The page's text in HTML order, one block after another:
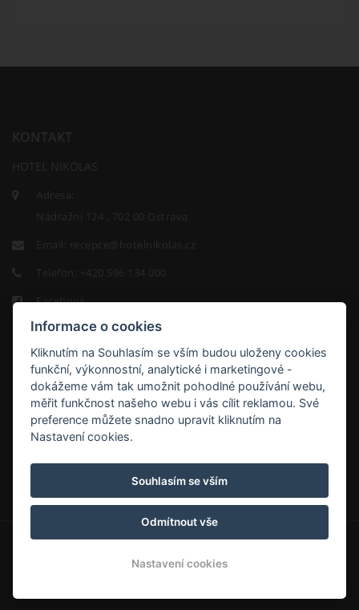
HOTEL NIKOLAS
Adresa:
Nádražní 124 , 702 00 Ostrava
Email:
recepce@hotelnikolas.cz
Telefon:
+420 596 134 000
Facebook
HOTEL
NIKOLAS
Informace o cookies
Kliknutím na Souhlasím se vším budou uloženy cookies
funkční, výkonnostní, analytické i marketingové -
dokážeme vám tak umožnit pohodlné používání webu,
měřit funkčnost našeho webu i vás cílit reklamou. Své
preference můžete snadno upravit kliknutím na
Nastavení cookies.
Souhlasím se vším
Odmítnout vše
Nastavení cookies